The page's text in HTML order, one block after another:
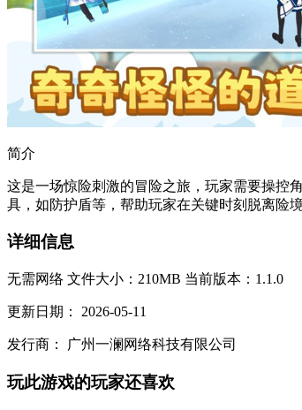
简介
这是一场惊险刺激的冒险之旅，玩家需要操控
具，如防护盾等，帮助玩家在关键时刻脱离险
详细信息
无需网络 文件大小：210MB 当前版本：1.1.0
更新日期： 2026-05-11
发行商： 广州一澜网络科技有限公司
玩此游戏的玩家还喜欢